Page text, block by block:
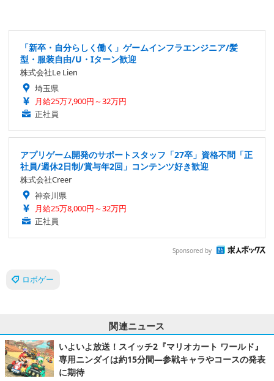
「新卒・自分らしく働く」ゲームインフラエンジニア/髪
型・服装自由/U・Iターン歓迎
株式会社Le Lien
埼玉県
月給25万7,900円～32万円
正社員
アプリゲーム開発のサポートスタッフ「27卒」資格不問「正
社員/週休2日制/賞与年2回」コンテンツ好き歓迎
株式会社Creer
神奈川県
月給25万8,000円～32万円
正社員
Sponsored by
ロボゲー
関連ニュース
いよいよ放送！スイッチ2『マリオカート ワールド』
専用ニンダイは約15分間―参戦キャラやコースの発表
に期待